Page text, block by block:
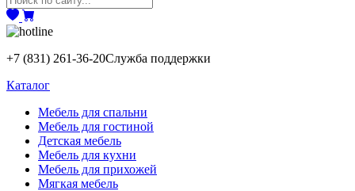
+7 (831) 261-36-20Служба поддержки
Каталог
Мебель для спальни
Мебель для гостиной
Детская мебель
Мебель для кухни
Мебель для прихожей
Мягкая мебель